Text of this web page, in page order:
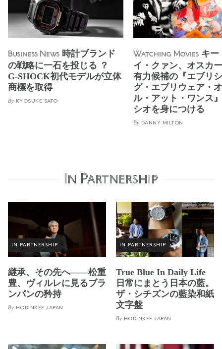
Business News 時計ブランド
の戦略に一石を投じる ？
G-SHOCK初代モデルが⽴体
商標を取得
By KYOSUKE SATO
Watching Movies キー
イ・クァン、オスカ
有力候補の『エブリ
グ・エブリウェア・
ル・アット・ワンス
シオを身につける
By DANNY MILTON
In Partnership
IN PARTNERSHIP
継承、その先へ——松重
豊、ヴィルレに見るブラ
ンパンの矜持
By HODINKEE JAPAN
IN PARTNERSHIP
True Blue In Daily Life
日常にまとう日本の藍。
ザ・シチズンの藍染和紙
文字盤
By HODINKEE JAPAN